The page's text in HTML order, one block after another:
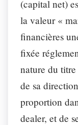
(capital net)
la valeur «
financières
fixée
nature du
de sa
proportion
dealer, et de